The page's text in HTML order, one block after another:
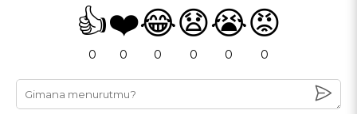
👍
0
❤️
0
😂
0
😧
0
😭
0
😡
0